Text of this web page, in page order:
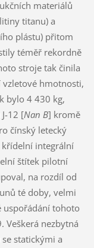
materiálů
titanu) a
plástu) přitom
téměř rekordně
stroje tak činila
vzletové hmotnosti,
bylo 4 430 kg,
12 [Nan B] kromě
čínský letecký
integrální
štítek pilotní
na rozdíl od
té doby, velmi
uspořádání tohoto
Veškerá nezbytná
statickými a